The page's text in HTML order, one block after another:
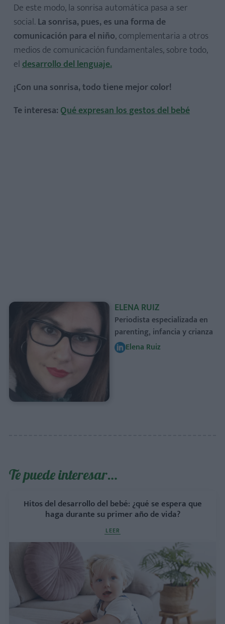
De este modo, la sonrisa automática pasa a ser
social. La sonrisa, pues, es una forma de
comunicación para el niño, complementaria a otros
medios de comunicación fundamentales, sobre todo,
eldesarrollo del lenguaje.
¡Con una sonrisa, todo tiene mejor color!
Te interesa: Qué expresan los gestos del bebé
ELENA RUIZ
Periodista especializada en
parenting, infancia y crianza
Elena Ruiz
Te puede interesar…
Hitos del desarrollo del bebé: ¿qué se espera que
haga durante su primer año de vida?
LEER